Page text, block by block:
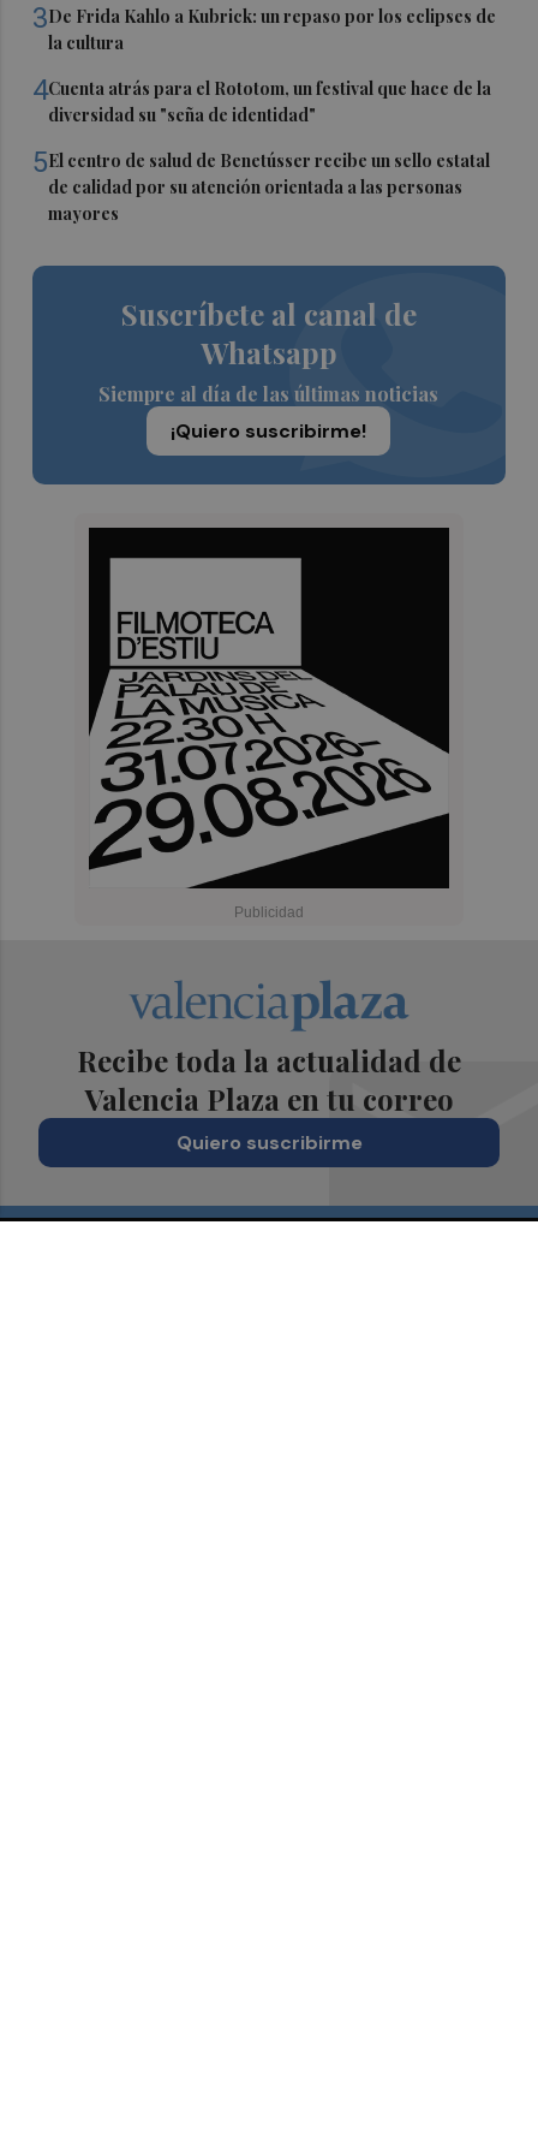
3De Frida Kahlo a Kubrick: un repaso por los eclipses de
la cultura
4Cuenta atrás para el Rototom, un festival que hace de la
diversidad su "seña de identidad"
5El centro de salud de Benetússer recibe un sello estatal
de calidad por su atención orientada a las personas
mayores
Suscríbete al canal de
Whatsapp
Siempre al día de las últimas noticias
¡Quiero suscribirme!
Recibe toda la actualidad de
Valencia Plaza en tu correo
Quiero suscribirme